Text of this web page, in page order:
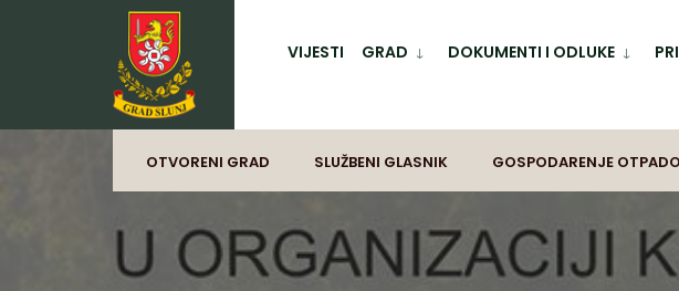
Preskoči
na
sadržaj
VIJESTI GRAD DOKUMENTI I ODLUKE
OTVORENI GRAD SLUŽBENI GLASNIK GOSPODARENJE